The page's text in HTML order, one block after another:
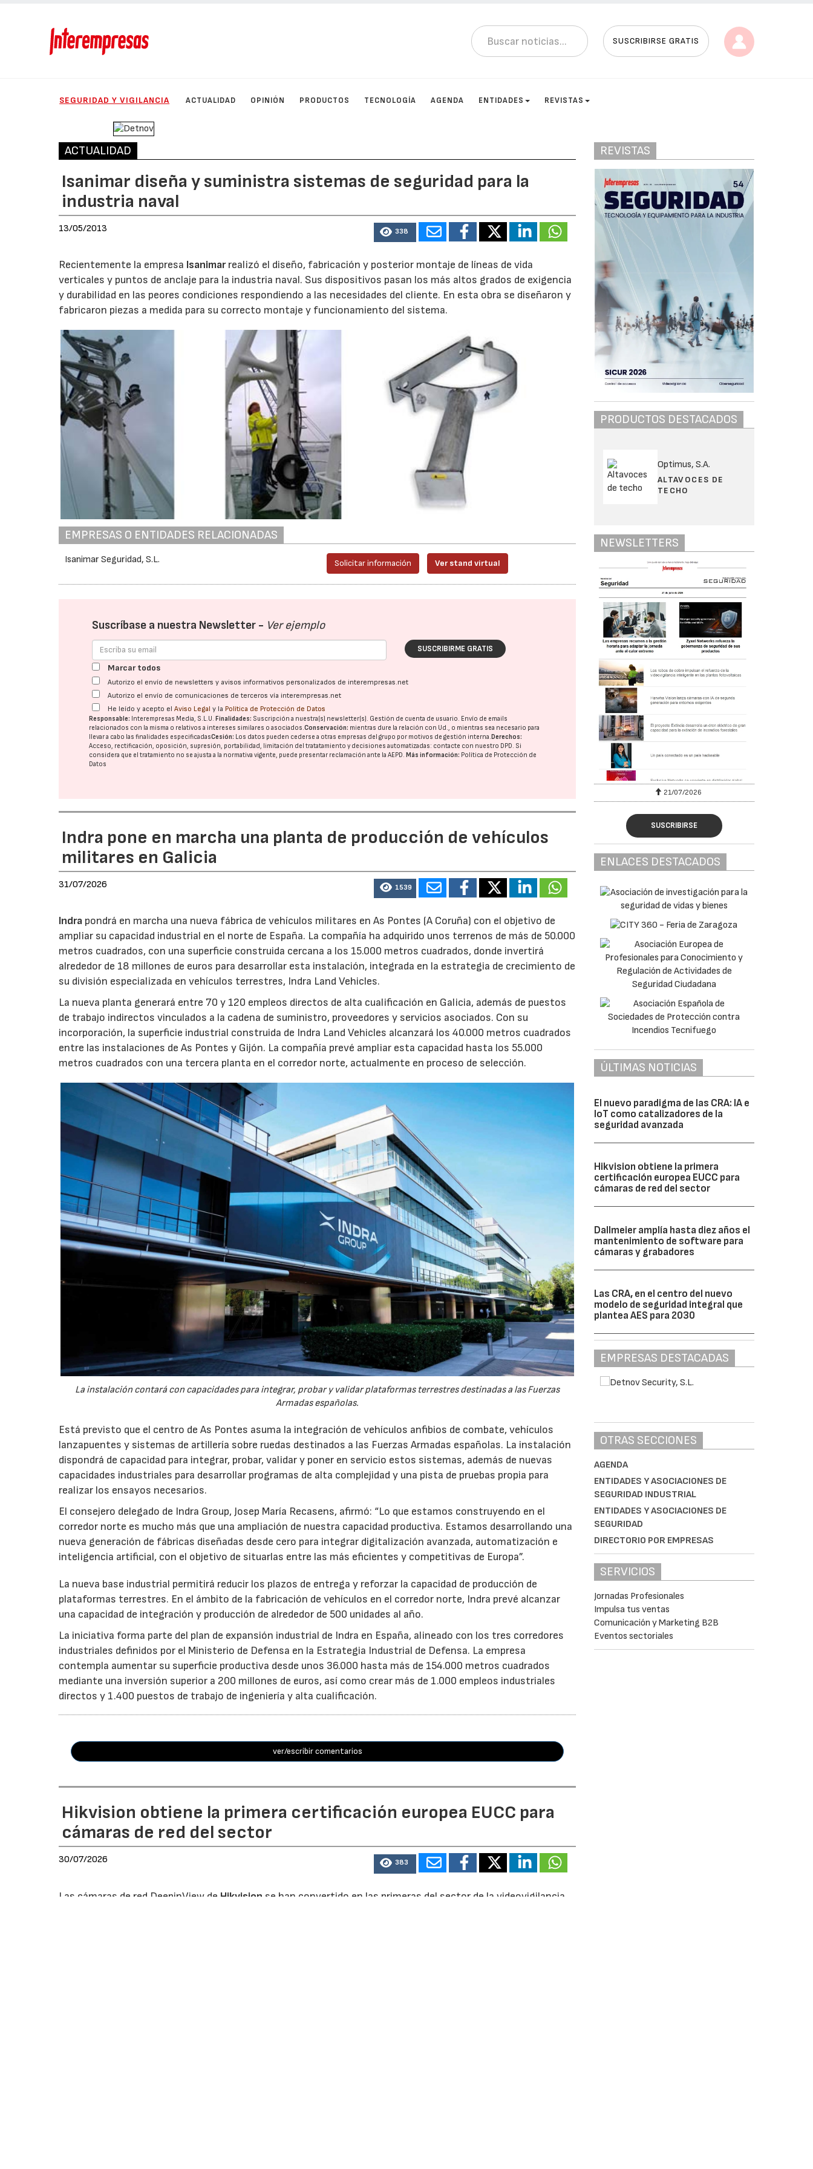
SUSCRIBIRSE GRATIS
SEGURIDAD Y VIGILANCIA ACTUALIDAD OPINIÓN PRODUCTOS TECNOLOGÍA AGENDA ENTIDADES REVISTAS
ACTUALIDAD
Isanimar diseña y suministra sistemas de seguridad para la
industria naval
13/05/2013 338
Recientemente la empresa Isanimarrealizó el diseño, fabricación y posterior montaje de líneas de vida
verticales y puntos de anclaje para la industria naval. Sus dispositivos pasan los más altos grados de exigencia
y durabilidad en las peores condiciones respondiendo a las necesidades del cliente. En esta obra se diseñaron y
fabricaron piezas a medida para su correcto montaje y funcionamiento del sistema.
EMPRESAS O ENTIDADES RELACIONADAS
Isanimar Seguridad, S.L. Solicitar información Ver stand virtual
Suscríbase a nuestra Newsletter - Ver ejemplo
SUSCRIBIRME GRATIS
Marcar todos
Autorizo el envío de newsletters y avisos informativos personalizados de interempresas.net
Autorizo el envío de comunicaciones de terceros vía interempresas.net
He leído y acepto elAviso Legal y la Política de Protección de Datos
Responsable: Interempresas Media, S.L.U.Finalidades: Suscripción a nuestra(s) newsletter(s). Gestión de cuenta de usuario. Envío de emails
relacionados con la misma o relativos a intereses similares o asociados.Conservación: mientras dure la relación con Ud., o mientras sea necesario para
llevar a cabo las finalidades especificadasCesión: Los datos pueden cederse a otras empresas del grupo por motivos de gestión interna.Derechos:
Acceso, rectificación, oposición, supresión, portabilidad, limitación del tratatamiento y decisiones automatizadas: contacte con nuestro DPD. Si
considera que el tratamiento no se ajusta a la normativa vigente, puede presentar reclamación ante laAEPD.Más información: Política de Protección de
Datos
Indra pone en marcha una planta de producción de vehículos
militares en Galicia
31/07/2026 1539
Indra pondrá en marcha una nueva fábrica de vehículos militares en As Pontes (A Coruña) con el objetivo de
ampliar su capacidad industrial en el norte de España. La compañía ha adquirido unos terrenos de más de 50.000
metros cuadrados, con una superficie construida cercana a los 15.000 metros cuadrados, donde invertirá
alrededor de 18 millones de euros para desarrollar esta instalación, integrada en la estrategia de crecimiento de
su división especializada en vehículos terrestres, Indra Land Vehicles.
La nueva planta generará entre 70 y 120 empleos directos de alta cualificación en Galicia, además de puestos
de trabajo indirectos vinculados a la cadena de suministro, proveedores y servicios asociados. Con su
incorporación, la superficie industrial construida de Indra Land Vehicles alcanzará los 40.000 metros cuadrados
entre las instalaciones de As Pontes y Gijón. La compañía prevé ampliar esta capacidad hasta los 55.000
metros cuadrados con una tercera planta en el corredor norte, actualmente en proceso de selección.
La instalación contará con capacidades para integrar, probar y validar plataformas terrestres destinadas a las Fuerzas
Armadas españolas.
Está previsto que el centro de As Pontes asuma la integración de vehículos anfibios de combate, vehículos
lanzapuentes y sistemas de artillería sobre ruedas destinados a las Fuerzas Armadas españolas. La instalación
dispondrá de capacidad para integrar, probar, validar y poner en servicio estos sistemas, además de nuevas
capacidades industriales para desarrollar programas de alta complejidad y una pista de pruebas propia para
realizar los ensayos necesarios.
El consejero delegado de Indra Group, Josep María Recasens, afirmó: “Lo que estamos construyendo en el
corredor norte es mucho más que una ampliación de nuestra capacidad productiva. Estamos desarrollando una
nueva generación de fábricas diseñadas desde cero para integrar digitalización avanzada, automatización e
inteligencia artificial, con el objetivo de situarlas entre las más eficientes y competitivas de Europa”.
La nueva base industrial permitirá reducir los plazos de entrega y reforzar la capacidad de producción de
plataformas terrestres. En el ámbito de la fabricación de vehículos en el corredor norte, Indra prevé alcanzar
una capacidad de integración y producción de alrededor de 500 unidades al año.
La iniciativa forma parte del plan de expansión industrial de Indra en España, alineado con los tres corredores
industriales definidos por el Ministerio de Defensa en la Estrategia Industrial de Defensa. La empresa
contempla aumentar su superficie productiva desde unos 36.000 hasta más de 154.000 metros cuadrados
mediante una inversión superior a 200 millones de euros, así como crear más de 1.000 empleos industriales
directos y 1.400 puestos de trabajo de ingeniería y alta cualificación.
ver/escribir comentarios
Hikvision obtiene la primera certificación europea EUCC para
cámaras de red del sector
30/07/2026 383
Las cámaras de red DeepinView de Hikvision se han convertido en las primeras del sector de la videovigilancia
REVISTAS
PRODUCTOS DESTACADOS
Optimus, S.A.
ALTAVOCES DE
TECHO
NEWSLETTERS
21/07/2026
SUSCRIBIRSE
ENLACES DESTACADOS
ÚLTIMAS NOTICIAS
El nuevo paradigma de las CRA: IA e
IoT como catalizadores de la
seguridad avanzada
Hikvision obtiene la primera
certificación europea EUCC para
cámaras de red del sector
Dallmeier amplía hasta diez años el
mantenimiento de software para
cámaras y grabadores
Las CRA, en el centro del nuevo
modelo de seguridad integral que
plantea AES para 2030
EMPRESAS DESTACADAS
OTRAS SECCIONES
AGENDA
ENTIDADES Y ASOCIACIONES DE
SEGURIDAD INDUSTRIAL
ENTIDADES Y ASOCIACIONES DE
SEGURIDAD
DIRECTORIO POR EMPRESAS
SERVICIOS
Jornadas Profesionales
Impulsa tus ventas
Comunicación y Marketing B2B
Eventos sectoriales